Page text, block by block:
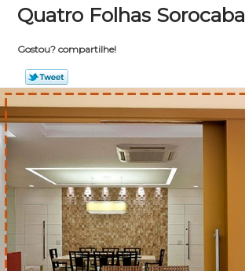
Quatro Folhas Sorocaba
Gostou? compartilhe!